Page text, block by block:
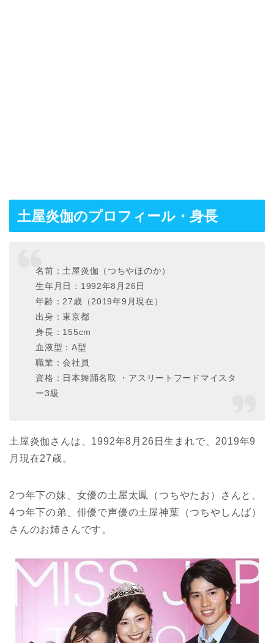
土屋炎伽のプロフィール・身長
名前：土屋炎伽（つちやほのか）
生年月日：1992年8月26日
年齢：27歳（2019年9月現在）
出身：東京都
身長：155cm
血液型：A型
職業：会社員
資格：日本舞踊名取 ・アスリートフードマイスタ
ー3級
土屋炎伽さんは、1992年8月26日生まれで、2019年9
月現在27歳。
2つ年下の妹、女優の土屋太鳳（つちやたお）さんと、
4つ年下の弟、俳優で声優の土屋神葉（つちやしんば）
さんのお姉さんです。